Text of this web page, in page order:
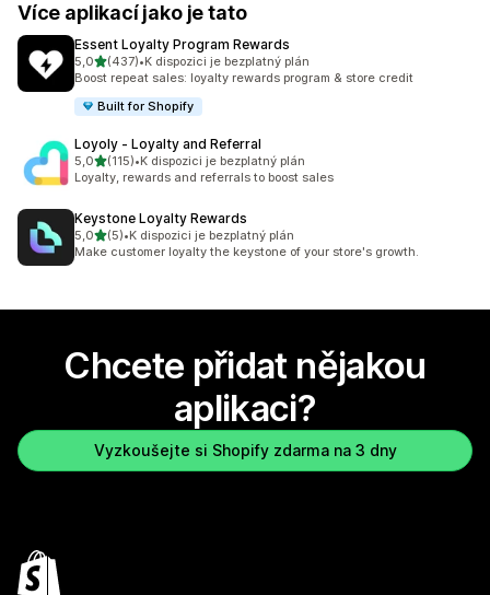
Více aplikací jako je tato
Essent Loyalty Program Rewards
5,0z 5 hvězd
(437)
Celkový počet recenzí: 437
•K dispozici je bezplatný plán
Boost repeat sales: loyalty rewards program & store credit
Built for Shopify
Loyoly ‑ Loyalty and Referral
5,0z 5 hvězd
(115)
Celkový počet recenzí: 115
•K dispozici je bezplatný plán
Loyalty, rewards and referrals to boost sales
Keystone Loyalty Rewards
5,0z 5 hvězd
(5)
Celkový počet recenzí: 5
•K dispozici je bezplatný plán
Make customer loyalty the keystone of your store's growth.
Chcete přidat nějakou
aplikaci?
Vyzkoušejte si Shopify zdarma na 3 dny